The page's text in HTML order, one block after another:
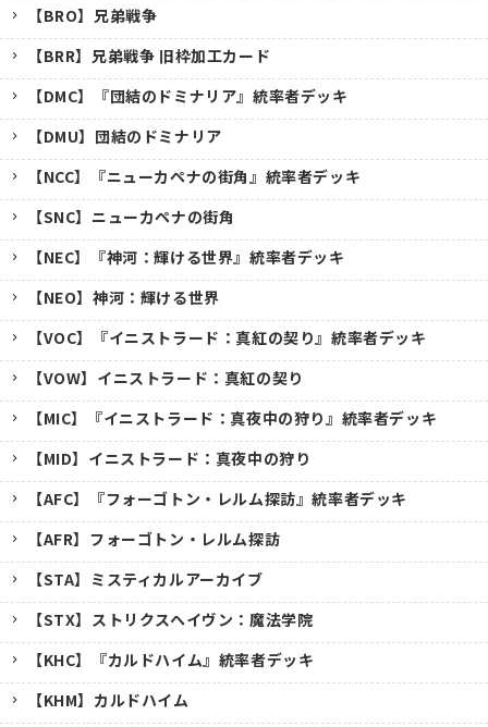
【BRO】兄弟戦争
【BRR】兄弟戦争 旧枠加工カード
【DMC】『団結のドミナリア』統率者デッキ
【DMU】団結のドミナリア
【NCC】『ニューカペナの街角』統率者デッキ
【SNC】ニューカペナの街角
【NEC】『神河：輝ける世界』統率者デッキ
【NEO】神河：輝ける世界
【VOC】『イニストラード：真紅の契り』統率者デッキ
【VOW】イニストラード：真紅の契り
【MIC】『イニストラード：真夜中の狩り』統率者デッキ
【MID】イニストラード：真夜中の狩り
【AFC】『フォーゴトン・レルム探訪』統率者デッキ
【AFR】フォーゴトン・レルム探訪
【STA】ミスティカルアーカイブ
【STX】ストリクスヘイヴン：魔法学院
【KHC】『カルドハイム』統率者デッキ
【KHM】カルドハイム